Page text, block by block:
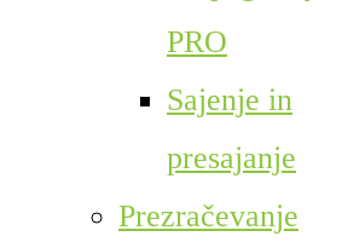
PRO
Sajenje in
presajanje
Prezračevanje